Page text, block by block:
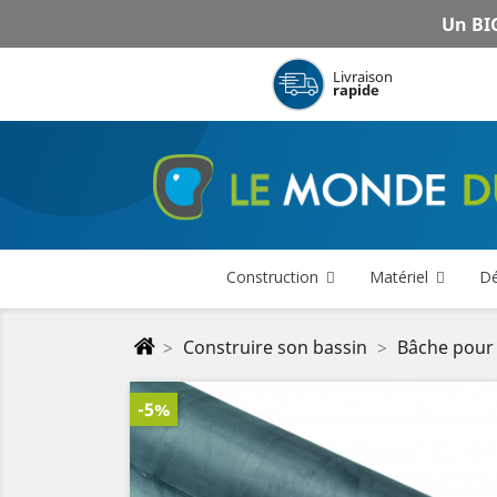
Un
Livraison
rapide
Construction Matériel
Construire son bassin Bâche
-5%